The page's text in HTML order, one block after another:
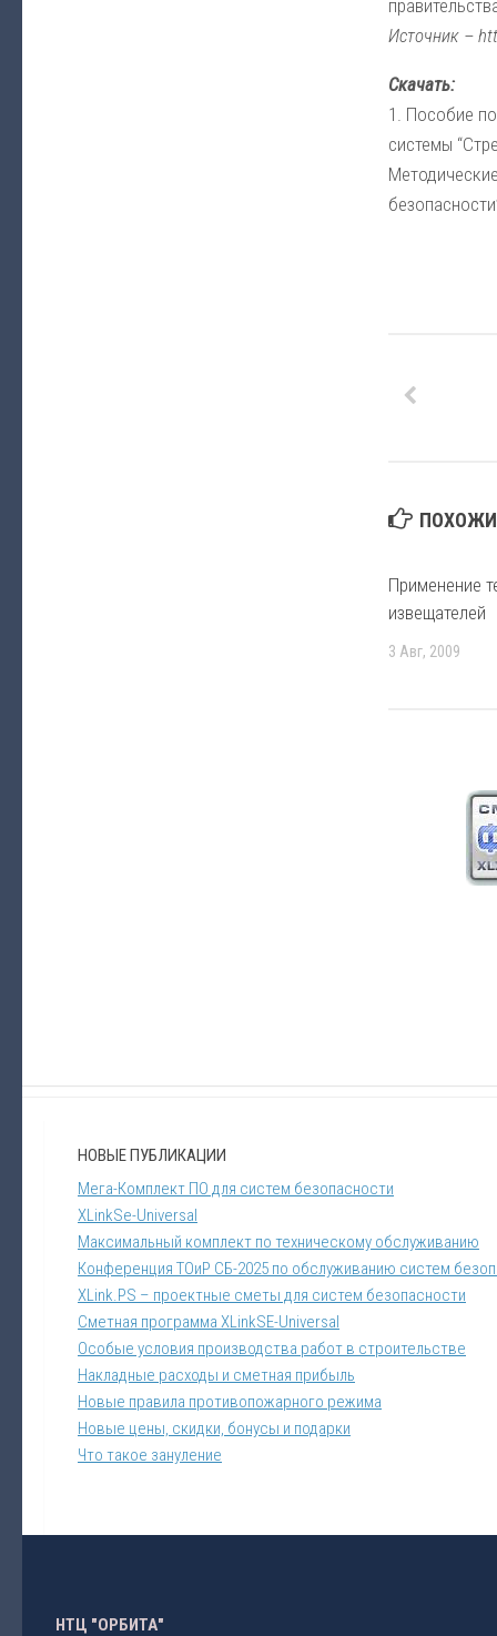
Источник –
Скачать:
1. Пособие
системы
Применение
извещателей
3 Авг, 2009
НОВЫЕ ПУБЛИКАЦИИ
Мега-Комплект ПО для систем безопасности
XLinkSe-Universal
Максимальный комплект по техническому обслуживанию
Конференция ТОиР СБ-2025 по обслуживанию систем
XLink.PS – проектные сметы для систем безопасности
Сметная программа XLinkSE-Universal
Особые условия производства работ в строительстве
Накладные расходы и сметная прибыль
Новые правила противопожарного режима
Новые цены, скидки, бонусы и подарки
Что такое зануление
НТЦ "ОРБИТА"